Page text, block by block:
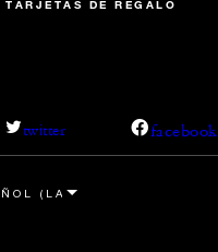
TARJETAS DE REGALO
twitter facebook